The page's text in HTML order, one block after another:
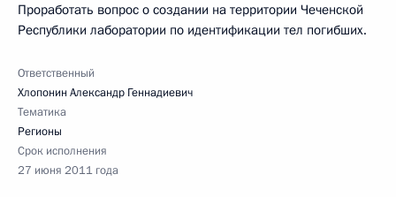
Проработать вопрос о создании на территории Чеченской
Республики лаборатории по идентификации тел погибших.
Ответственный
Хлопонин Александр Геннадиевич
Тематика
Регионы
Срок исполнения
27 июня 2011 года